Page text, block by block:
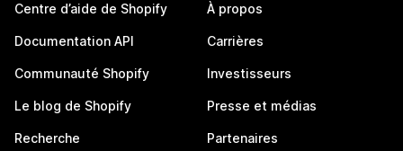
Centre d’aide de Shopify
Documentation API
Communauté Shopify
Le blog de Shopify
Recherche
À propos
Carrières
Investisseurs
Presse et médias
Partenaires